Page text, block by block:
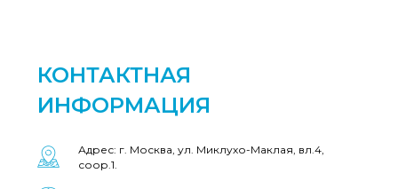
КОНТАКТНАЯ
ИНФОРМАЦИЯ
Адрес: г. Москва, ул. Миклухо-Маклая, вл.4,
соор.1.